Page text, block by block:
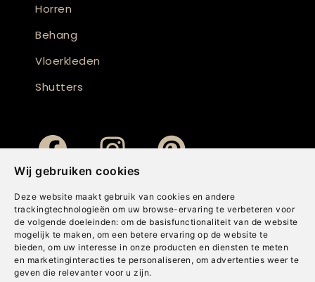
Wij gebruiken cookies
Deze website maakt gebruik van cookies en andere
trackingtechnologieën om uw browse-ervaring te verbeteren voor
de volgende doeleinden: om de basisfunctionaliteit van de website
mogelijk te maken , om een betere ervaring op de website te
bieden, om uw interesse in onze producten en diensten te meten
en marketinginteracties te personaliseren , om advertenties weer te
geven die relevanter voor u zijn.
Horren
Behang
Vloerkleden
Shutters